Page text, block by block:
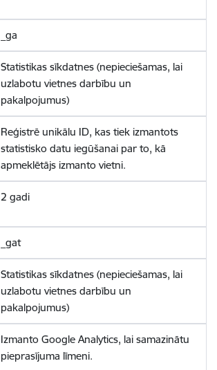
_ga
Statistikas sīkdatnes (nepieciešamas, lai
uzlabotu vietnes darbību un
pakalpojumus)
Reģistrē unikālu ID, kas tiek izmantots
statistisko datu iegūšanai par to, kā
apmeklētājs izmanto vietni.
2 gadi
_gat
Statistikas sīkdatnes (nepieciešamas, lai
uzlabotu vietnes darbību un
pakalpojumus)
Izmanto Google Analytics, lai samazinātu
pieprasījuma līmeni.